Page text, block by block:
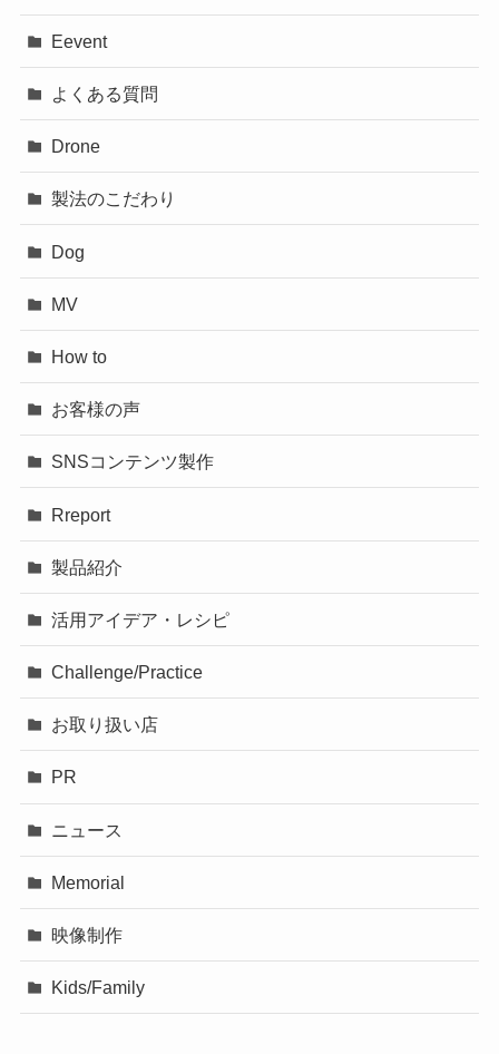
Eevent
よくある質問
Drone
製法のこだわり
Dog
MV
How to
お客様の声
SNSコンテンツ製作
Rreport
製品紹介
活用アイデア・レシピ
Challenge/Practice
お取り扱い店
PR
ニュース
Memorial
映像制作
Kids/Family